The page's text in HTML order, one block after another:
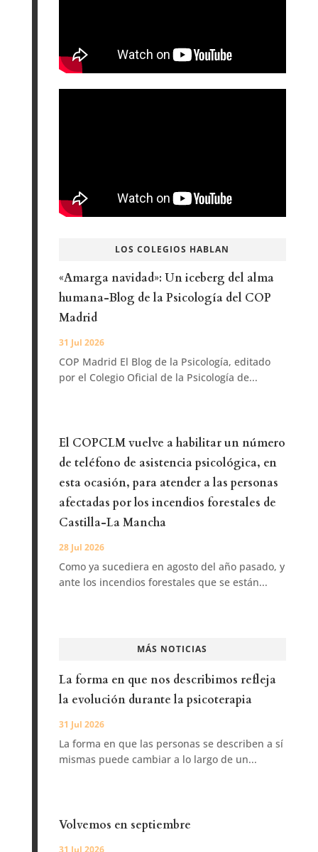
LOS COLEGIOS HABLAN
«Amarga navidad»: Un iceberg del alma
humana-Blog de la Psicología del COP
Madrid
31 Jul 2026
COP Madrid El Blog de la Psicología, editado
por el Colegio Oficial de la Psicología de...
El COPCLM vuelve a habilitar un número
de teléfono de asistencia psicológica, en
esta ocasión, para atender a las personas
afectadas por los incendios forestales de
Castilla-La Mancha
28 Jul 2026
Como ya sucediera en agosto del año pasado, y
ante los incendios forestales que se están...
MÁS NOTICIAS
La forma en que nos describimos refleja
la evolución durante la psicoterapia
31 Jul 2026
La forma en que las personas se describen a sí
mismas puede cambiar a lo largo de un...
Volvemos en septiembre
31 Jul 2026